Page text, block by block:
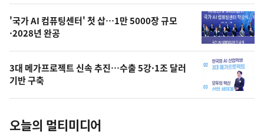
오
의
사
진
'국가 AI 컴퓨팅센터' 첫 삽…1만 5000장 규모
·2028년 완공
3대 메가프로젝트 신속 추진…수출 5강·1조 달러
기반 구축
오늘의 멀티미디어